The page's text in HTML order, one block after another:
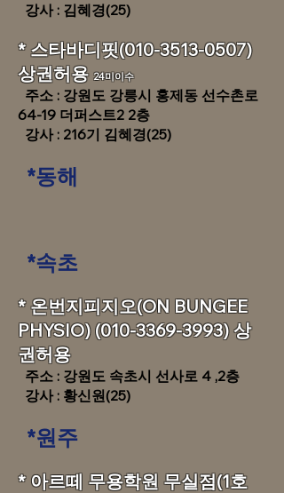
​ 강사 : 김혜경(25)
* 스타바디핏(010-3513-0507)
상권허용 24미이수
​주소 : 강원도 강릉시 홍제동 선수촌로
64-19 더퍼스트2 2층
​ 강사 : 216기 김혜경(25)
*동해
*속초
* 온번지피지오(ON BUNGEE
PHYSIO)(010-3369-3993)상
권허용
​주소 : 강원도 속초시 선사로 4 ,2층
강사 : 황신원(25)
*원주
​​​* 아르떼 무용학원 무실점(1호